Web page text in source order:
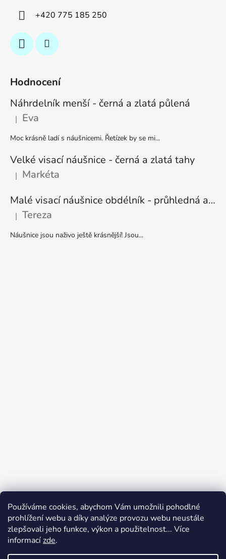
Používáme cookies, abychom Vám umožnili pohodlné
prohlížení webu a díky analýze provozu webu neustále
zlepšovali jeho funkce, výkon a použitelnost... Více
informacízde.
+420 775 185 250
Hodnocení
Náhrdelník menší - černá a zlatá půlená
Hodnocení produktu je 5 z 5 hvězdiček.
| Eva
Moc krásně ladí s náušnicemi. Řetízek by se mi...
Velké visací náušnice - černá a zlatá tahy
Hodnocení produktu je 5 z 5 hvězdiček.
| Markéta
Malé visací náušnice obdélník - průhledná a stříbrná
Hodnocení produktu je 5 z 5 hvězdiček.
| Tereza
Náušnice jsou naživo ještě krásnější! Jsou...